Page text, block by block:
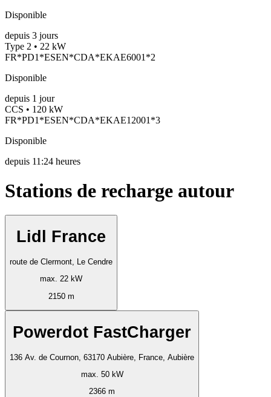
Disponible
depuis 3 jours
Type 2 • 22 kW
FR*PD1*ESEN*CDA*EKAE6001*2
Disponible
depuis 1 jour
CCS • 120 kW
FR*PD1*ESEN*CDA*EKAE12001*3
Disponible
depuis 11:24 heures
Stations de recharge autour
Lidl France
route de Clermont, Le Cendre
max. 22 kW
2150 m
Powerdot FastCharger
136 Av. de Cournon, 63170 Aubière, France, Aubière
max. 50 kW
2366 m